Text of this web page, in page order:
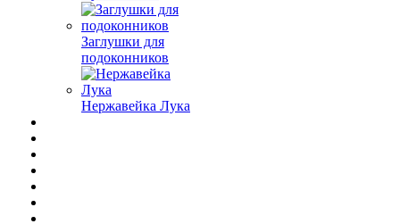
Заглушки для
подоконников
Нержавейка Лука